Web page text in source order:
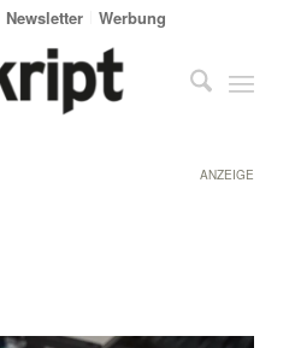
Newsletter Werbung
ANZEIGE